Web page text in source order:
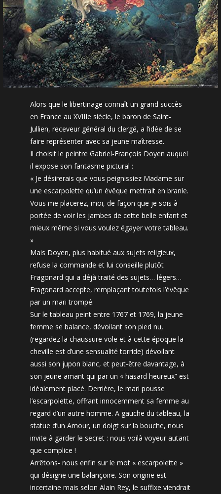
Alors que le libertinage connaît un grand succès
en France au XVIIIe siècle, le baron de Saint-
Jullien, receveur général du clergé, a l’idée de se
faire représenter avec sa jeune maîtresse.
Il choisit le peintre Gabriel-François Doyen auquel
il expose son fantasme pictural :
« Je désirerais que vous peignissiez Madame sur
une escarpolette qu’un évêque mettrait en branle.
Vous me placerez, moi, de façon que je sois à
portée de voir les jambes de cette belle enfant et
mieux même si vous voulez égayer votre tableau.
»
Mais Doyen, plus habitué aux sujets religieux,
refuse la commande et lui conseille plutôt
Fragonard qui a déjà traité des sujets… légers…
Fragonard accepte, remplaçant toutefois l’évêque
par un mari trompé.
Sur le tableau peint entre 1767 et 1769, la jeune
femme se balance, dévoilant son pied nu,
(regardez la chaussure vole et à cette époque la
cheville est d’une sensualité torride) dévoilant
aussi son jupon blanc, et peut-être davantage, à
son jeune amant qui par un « hasard heureux” est
idéalement placé. Derrière, le mari pousse
l’escarpolette, offrant innocemment sa femme au
regard d’un autre homme. A gauche du tableau, la
statue d’un Amour, un doigt sur la bouche, nous
invite à garder le secret : nous voilà voyeur autant
que complice !
Arrêtons- nous enfin sur le mot « escarpolette »
qui désigne une balançoire. Son origine est
incertaine mais selon Alain Rey, le suffixe viendrait